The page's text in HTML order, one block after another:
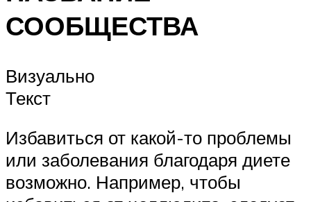
СООБЩЕСТВА
Визуально
Текст
Избавиться от какой-то проблемы
или заболевания благодаря диете
возможно. Например, чтобы